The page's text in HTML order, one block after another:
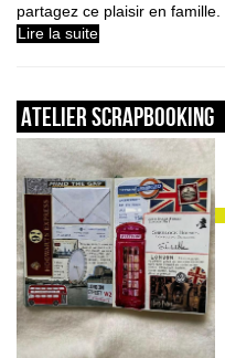
partagez ce plaisir en famille.
Lire la suite
ATELIER SCRAPBOOKING